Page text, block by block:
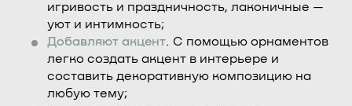
игривость и праздничность, лаконичные —
уют и интимность;
Добавляют акцент. С помощью орнаментов
легко создать акцент в интерьере и
составить декоративную композицию на
любую тему;